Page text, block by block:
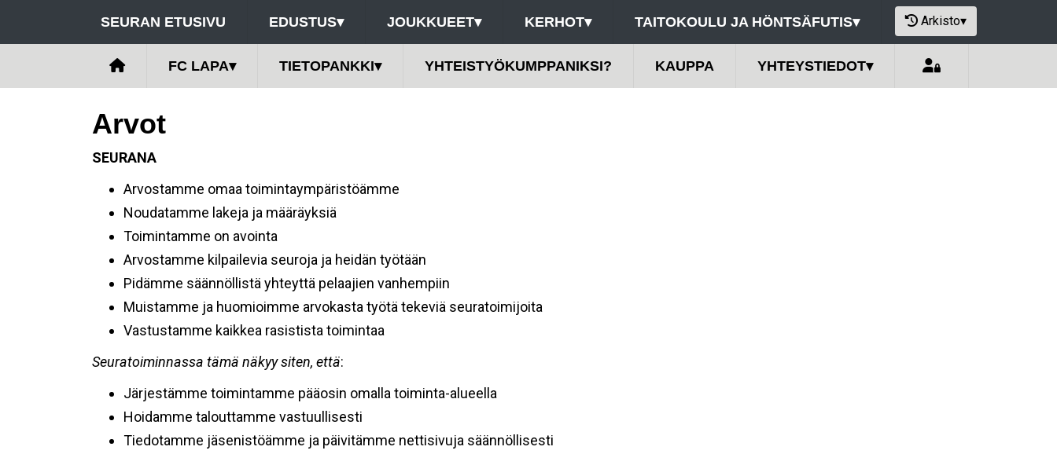
SEURAN ETUSIVU EDUSTUS▾ JOUKKUEET▾ KERHOT▾ TAITOKOULU JA HÖNTSÄFUTIS▾ Arkisto▾
FC LAPA▾ TIETOPANKKI▾ YHTEISTYÖKUMPPANIKSI? KAUPPA YHTEYSTIEDOT▾
Arvot
SEURANA
Arvostamme omaa toimintaympäristöämme
Noudatamme lakeja ja määräyksiä
Toimintamme on avointa
Arvostamme kilpailevia seuroja ja heidän työtään
Pidämme säännöllistä yhteyttä pelaajien vanhempiin
Muistamme ja huomioimme arvokasta työtä tekeviä seuratoimijoita
Vastustamme kaikkea rasistista toimintaa
Seuratoiminnassa tämä näkyy siten, että:
Järjestämme toimintamme pääosin omalla toiminta-alueella
Hoidamme talouttamme vastuullisesti
Tiedotamme jäsenistöämme ja päivitämme nettisivuja säännöllisesti